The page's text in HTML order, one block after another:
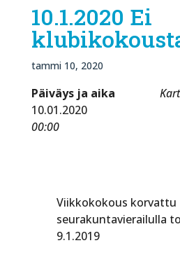
10.1.2020 Ei
tammi 10, 2020
Päiväys ja aika
10.01.2020
00:00
Viikkokokous korvattu
seurakuntavierailulla
9.1.2019